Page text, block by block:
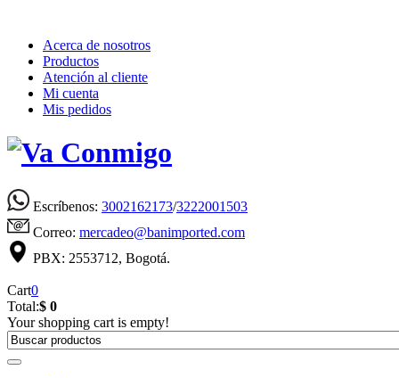
Acerca de nosotros
Productos
Atención al cliente
Mi cuenta
Mis pedidos
Escríbenos: 3002162173/3222001503
Correo: mercadeo@banimported.com
PBX: 2553712, Bogotá.
Cart0
Total:$ 0
Your shopping cart is empty!